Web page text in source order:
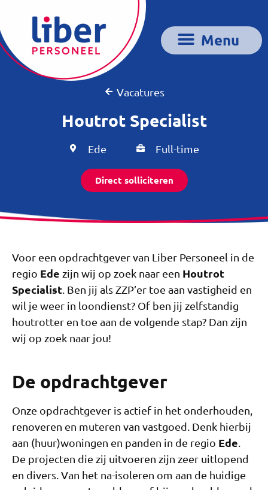
Vacatures
Houtrot Specialist
Ede Full-time
Direct solliciteren
Voor een opdrachtgever van Liber Personeel in de
regio Ede zijn wij op zoek naar een Houtrot
Specialist . Ben jij als ZZP’er toe aan vastigheid en
wil je weer in loondienst? Of ben jij zelfstandig
houtrotter en toe aan de volgende stap? Dan zijn
wij op zoek naar jou!
De opdrachtgever
Onze opdrachtgever is actief in het onderhouden,
renoveren en muteren van vastgoed. Denk hierbij
aan (huur)woningen en panden in de regio Ede
De projecten die zij uitvoeren zijn zeer uitlopend
en divers. Van het na-isoleren om aan de huidige